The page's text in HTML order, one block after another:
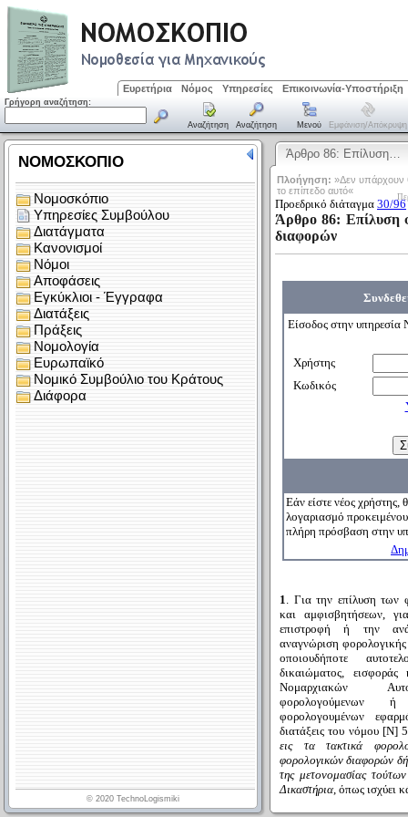
Ευρετήρια Νόμος Υπηρεσίες Επικοινωνία-Υποστήριξη
Γρήγορη αναζήτηση:
Αναζήτηση Αναζήτηση Μενού Εμφάνιση/απόκρυψη
Άρθρο 86: Επίλυση…